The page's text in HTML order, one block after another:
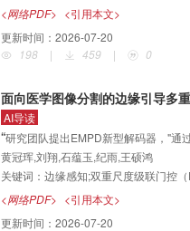
早筛工作流集成提供了新方案。
<网络PDF> <引用本文>
更新时间： 2026-07-20
198
| 459 | 0
面向医学图像分割的边缘引导多
AI导读
“研究团队提出EMPD新型解码器，"通
缘信息引导多重感知特征的解码器，实
确分割"，为解决边界分割不准确问题
在7个公开数据集上验证有效。
黄冠珲,刘翔,石蕴玉,纪雨,王硕鸿
关键词： 边缘感知;双重尺度级联门控（DSCG）;三维注意力;
<网络PDF> <引用本文>
更新时间： 2026-07-20